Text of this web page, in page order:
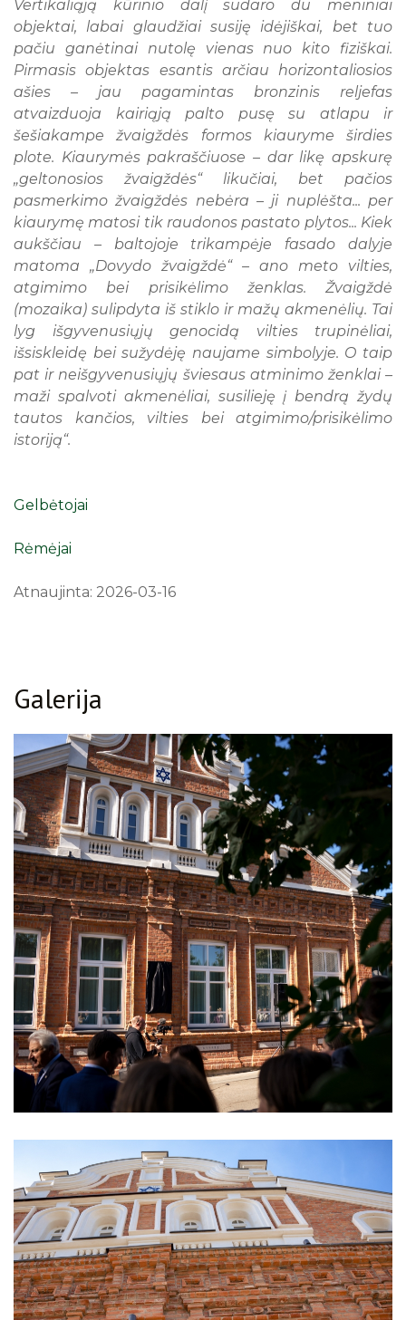
24 25 26 27 28 29 30
31
Visi renginiai
Vertikaliąją kūrinio dalį sudaro du meniniai
objektai, labai glaudžiai susiję idėjiškai, bet tuo
pačiu ganėtinai nutolę vienas nuo kito fiziškai.
Pirmasis objektas esantis arčiau horizontaliosios
ašies – jau pagamintas bronzinis reljefas
atvaizduoja kairiąją palto pusę su atlapu ir
šešiakampe žvaigždės formos kiauryme širdies
plote. Kiaurymės pakraščiuose – dar likę apskurę
„geltonosios žvaigždės“ likučiai, bet pačios
pasmerkimo žvaigždės nebėra – ji nuplėšta... per
kiaurymę matosi tik raudonos pastato plytos... Kiek
aukščiau – baltojoje trikampėje fasado dalyje
matoma „Dovydo žvaigždė“ – ano meto vilties,
atgimimo bei prisikėlimo ženklas. Žvaigždė
(mozaika) sulipdyta iš stiklo ir mažų akmenėlių. Tai
lyg išgyvenusiųjų genocidą vilties trupinėliai,
išsiskleidę bei sužydėję naujame simbolyje. O taip
pat ir neišgyvenusiųjų šviesaus atminimo ženklai –
maži spalvoti akmenėliai, susilieję į bendrą žydų
tautos kančios, vilties bei atgimimo/prisikėlimo
istoriją“.
Gelbėtojai
Rėmėjai
Atnaujinta: 2026-03-16
Galerija